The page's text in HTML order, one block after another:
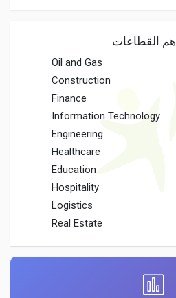
أهم القطاعات
Oil and Gas
Construction
Finance
Information Technology
Engineering
Healthcare
Education
Hospitality
Logistics
Real Estate